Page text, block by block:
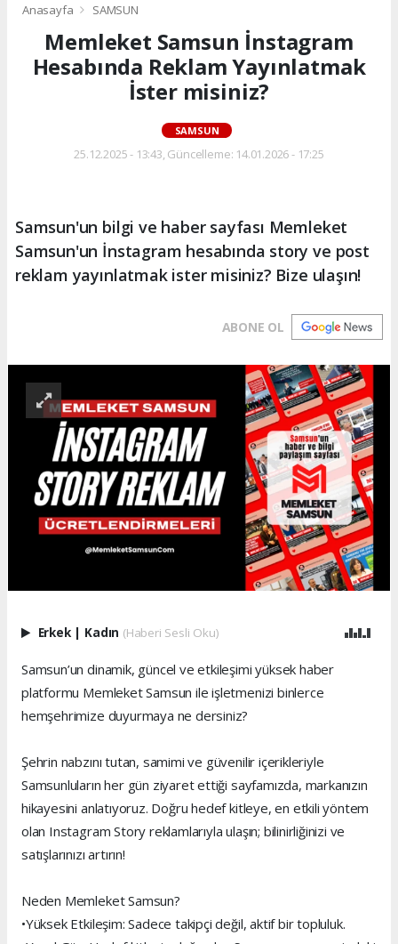
Anasayfa SAMSUN
Memleket Samsun İnstagram
Hesabında Reklam Yayınlatmak
İster misiniz?
SAMSUN
25.12.2025 - 13:43, Güncelleme: 14.01.2026 - 17:25
Samsun'un bilgi ve haber sayfası Memleket
Samsun'un İnstagram hesabında story ve post
reklam yayınlatmak ister misiniz? Bize ulaşın!
ABONE OL
Erkek Kadın (Haberi Sesli Oku)
Samsun’un dinamik, güncel ve etkileşimi yüksek haber
platformu Memleket Samsun ile işletmenizi binlerce
hemşehrimize duyurmaya ne dersiniz?
Şehrin nabzını tutan, samimi ve güvenilir içerikleriyle
Samsunluların her gün ziyaret ettiği sayfamızda, markanızın
hikayesini anlatıyoruz. Doğru hedef kitleye, en etkili yöntem
olan Instagram Story reklamlarıyla ulaşın; bilinirliğinizi ve
satışlarınızı artırın!
Neden Memleket Samsun?
•Yüksek Etkileşim: Sadece takipçi değil, aktif bir topluluk.